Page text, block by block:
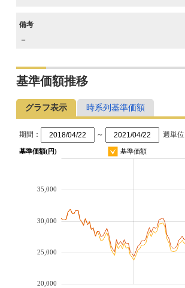
備考
－
基準価額推移
グラフ表示 時系列基準価額
期間： ～ 週単位
基準価額(円) 基準価額
20,000
25,000
30,000
35,000